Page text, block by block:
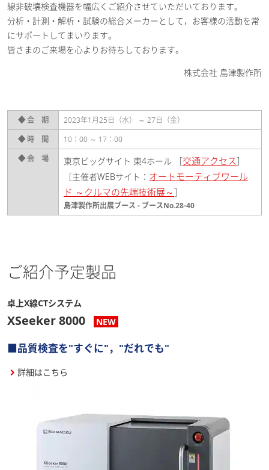
線非破壊検査機器を幅広くご紹介させていただいております。
分析・計測・解析・試験の総合メーカーとして，お客様の活動を常
にサポートしてまいります。
皆さまのご来場を心よりお待ちしております。
株式会社 島津製作所
◆ 会 期
2023年1月25日（水） ～ 27日（金）
◆ 時 間
10：00 ～ 17：00
◆ 会 場
東京ビッグサイト 東4ホール ［交通アクセス］
［主催者WEBサイト： オートモーティブワール
ド ～クルマの先端技術展～］
島津製作所出展ブース - ブースNo.28-40
ご紹介予定製品
卓上X線CTシステム
XSeeker 8000 NEW
■品質検査を"すぐに"，"だれでも"
詳細はこちら